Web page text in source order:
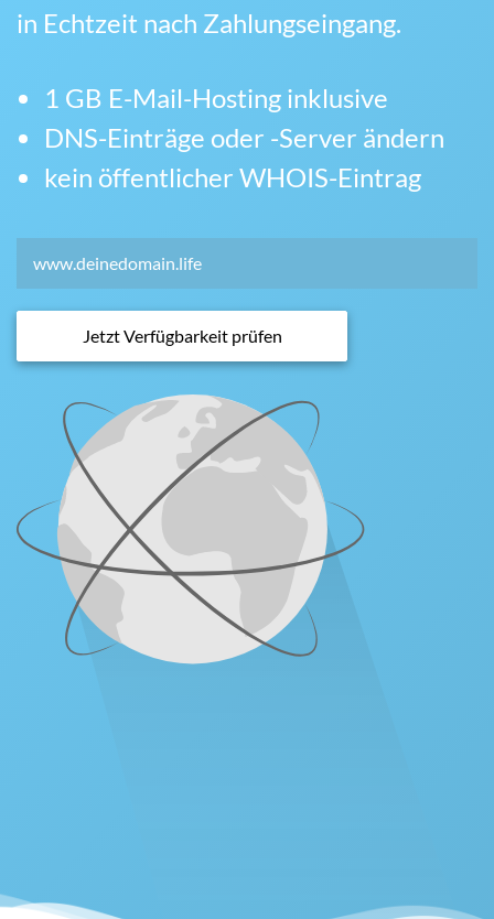
in Echtzeit nach Zahlungseingang.
1 GB E-Mail-Hosting inklusive
DNS-Einträge oder -Server ändern
kein öffentlicher WHOIS-Eintrag
Jetzt Verfügbarkeit prüfen